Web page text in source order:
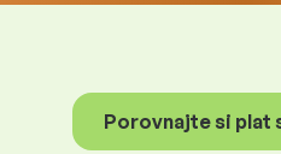
Porovnajte si plat